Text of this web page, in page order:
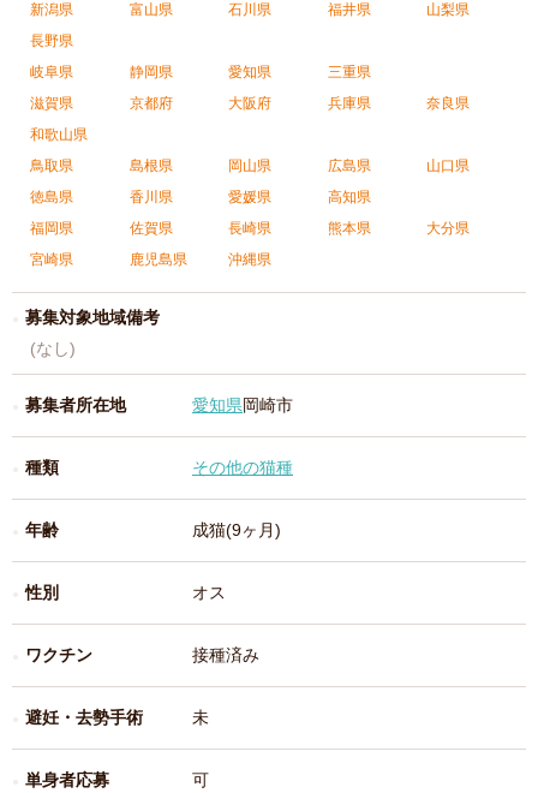
新潟県
富山県 石川県 福井県
山梨県
長野県
岐阜県
静岡県 愛知県
三重県
滋賀県
京都府 大阪府 兵庫県
奈良県
和歌山県
鳥取県
島根県 岡山県 広島県
山口県
徳島県
香川県 愛媛県
高知県
福岡県
佐賀県 長崎県 熊本県
大分県
宮崎県
鹿児島県 沖縄県
募集対象地域備考
(なし)
募集者所在地 愛知県岡崎市
種類 その他の猫種
年齢 成猫(9ヶ月)
性別 オス
ワクチン 接種済み
避妊・去勢手術 未
単身者応募 可